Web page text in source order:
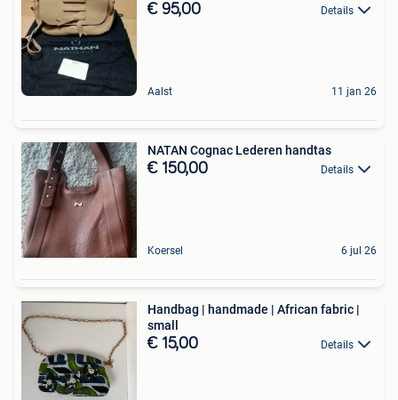
€ 95,00 Details
Aalst 11 jan 26
NATAN Cognac Lederen handtas
€ 150,00 Details
Koersel 6 jul 26
Handbag | handmade | African fabric |
small
€ 15,00 Details